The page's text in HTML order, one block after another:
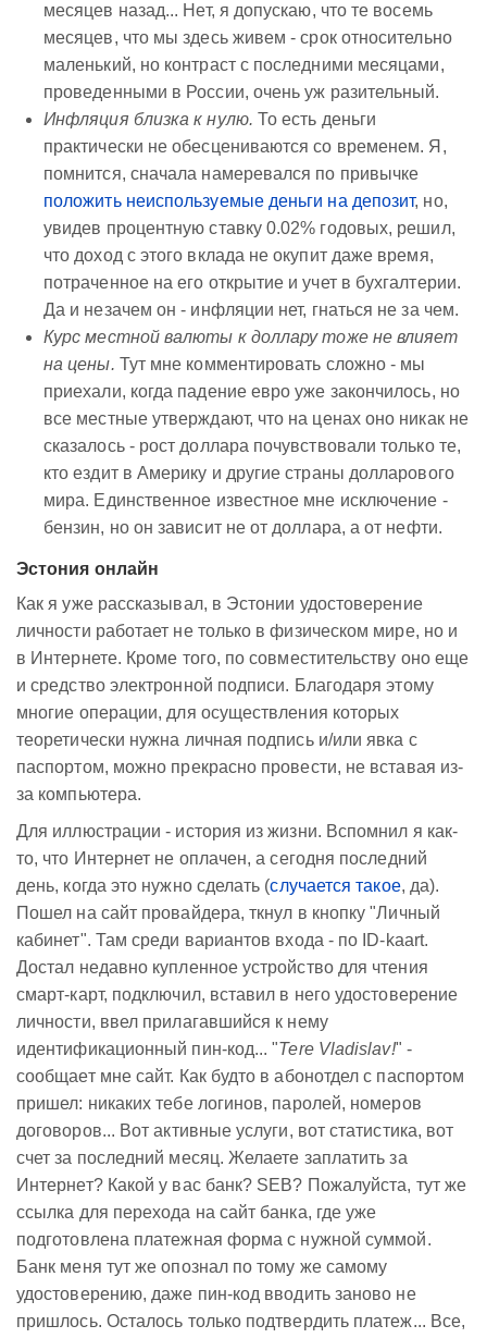
месяцев назад... Нет, я допускаю, что те восемь
месяцев, что мы здесь живем - срок относительно
маленький, но контраст с последними месяцами,
проведенными в России, очень уж разительный.
Инфляция близка к нулю. То есть деньги
практически не обесцениваются со временем. Я,
помнится, сначала намеревался по привычке
положить неиспользуемые деньги на депозит, но,
увидев процентную ставку 0.02% годовых, решил,
что доход с этого вклада не окупит даже время,
потраченное на его открытие и учет в бухгалтерии.
Да и незачем он - инфляции нет, гнаться не за чем.
Курс местной валюты к доллару тоже не влияет
на цены. Тут мне комментировать сложно - мы
приехали, когда падение евро уже закончилось, но
все местные утверждают, что на ценах оно никак не
сказалось - рост доллара почувствовали только те,
кто ездит в Америку и другие страны долларового
мира. Единственное известное мне исключение -
бензин, но он зависит не от доллара, а от нефти.
Эстония онлайн
Как я уже рассказывал, в Эстонии удостоверение
личности работает не только в физическом мире, но и
в Интернете. Кроме того, по совместительству оно еще
и средство электронной подписи. Благодаря этому
многие операции, для осуществления которых
теоретически нужна личная подпись и/или явка с
паспортом, можно прекрасно провести, не вставая из-
за компьютера.
Для иллюстрации - история из жизни. Вспомнил я как-
то, что Интернет не оплачен, а сегодня последний
день, когда это нужно сделать (случается такое, да).
Пошел на сайт провайдера, ткнул в кнопку "Личный
кабинет". Там среди вариантов входа - по ID-kaart.
Достал недавно купленное устройство для чтения
смарт-карт, подключил, вставил в него удостоверение
личности, ввел прилагавшийся к нему
идентификационный пин-код... "Tere Vladislav!" -
сообщает мне сайт. Как будто в абонотдел с паспортом
пришел: никаких тебе логинов, паролей, номеров
договоров... Вот активные услуги, вот статистика, вот
счет за последний месяц. Желаете заплатить за
Интернет? Какой у вас банк? SEB? Пожалуйста, тут же
ссылка для перехода на сайт банка, где уже
подготовлена платежная форма с нужной суммой.
Банк меня тут же опознал по тому же самому
удостоверению, даже пин-код вводить заново не
пришлось. Осталось только подтвердить платеж... Все,